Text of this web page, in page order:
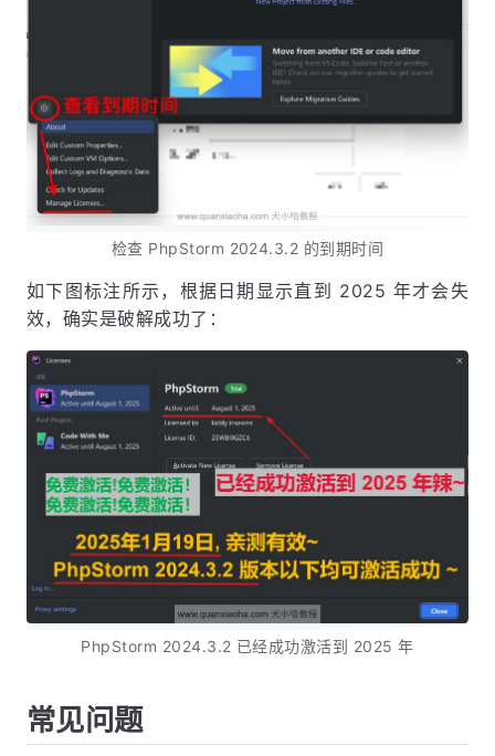
检查 PhpStorm 2024.3.2 的到期时间
如下图标注所示，根据日期显示直到 2025 年才会失
效，确实是破解成功了：
PhpStorm 2024.3.2 已经成功激活到 2025 年
常见问题